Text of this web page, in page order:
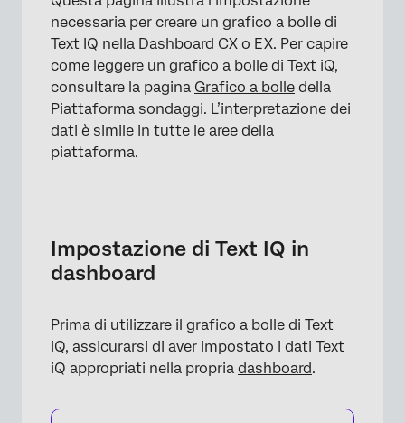
necessaria per creare un grafico a bolle di
Text IQ nella Dashboard CX o EX. Per capire
come leggere un grafico a bolle di Text iQ,
consultare la pagina Grafico a bolle della
Piattaforma sondaggi. L’interpretazione dei
dati è simile in tutte le aree della
piattaforma.
Impostazione di Text IQ in
dashboard
Prima di utilizzare il grafico a bolle di Text
iQ, assicurarsi di aver impostato i dati Text
iQ appropriati nella propria dashboard.